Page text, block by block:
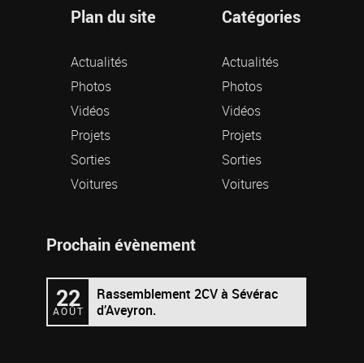
Plan du site
Actualités
Photos
Vidéos
Projets
Sorties
Voitures
Catégories
Actualités
Photos
Vidéos
Projets
Sorties
Voitures
Prochain évènement
22
AOÛT
Rassemblement 2CV à Sévérac
d’Aveyron.